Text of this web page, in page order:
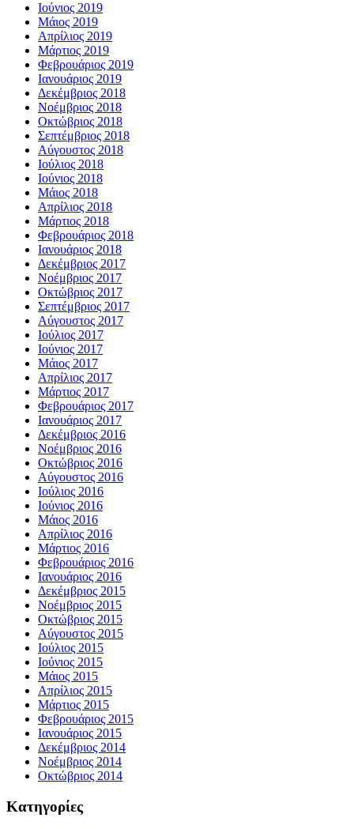
Ιούνιος 2019
Μάιος 2019
Απρίλιος 2019
Μάρτιος 2019
Φεβρουάριος 2019
Ιανουάριος 2019
Δεκέμβριος 2018
Νοέμβριος 2018
Οκτώβριος 2018
Σεπτέμβριος 2018
Αύγουστος 2018
Ιούλιος 2018
Ιούνιος 2018
Μάιος 2018
Απρίλιος 2018
Μάρτιος 2018
Φεβρουάριος 2018
Ιανουάριος 2018
Δεκέμβριος 2017
Νοέμβριος 2017
Οκτώβριος 2017
Σεπτέμβριος 2017
Αύγουστος 2017
Ιούλιος 2017
Ιούνιος 2017
Μάιος 2017
Απρίλιος 2017
Μάρτιος 2017
Φεβρουάριος 2017
Ιανουάριος 2017
Δεκέμβριος 2016
Νοέμβριος 2016
Οκτώβριος 2016
Αύγουστος 2016
Ιούλιος 2016
Ιούνιος 2016
Μάιος 2016
Απρίλιος 2016
Μάρτιος 2016
Φεβρουάριος 2016
Ιανουάριος 2016
Δεκέμβριος 2015
Νοέμβριος 2015
Οκτώβριος 2015
Αύγουστος 2015
Ιούλιος 2015
Ιούνιος 2015
Μάιος 2015
Απρίλιος 2015
Μάρτιος 2015
Φεβρουάριος 2015
Ιανουάριος 2015
Δεκέμβριος 2014
Νοέμβριος 2014
Οκτώβριος 2014
Kατηγορίες